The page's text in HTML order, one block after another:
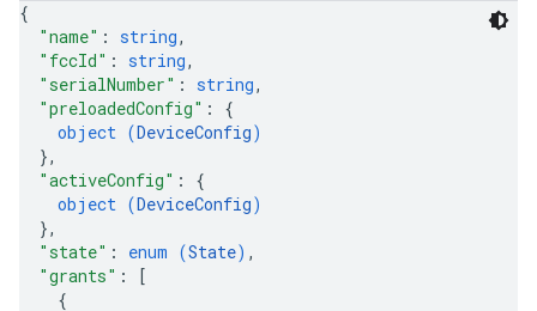
{
"name" : string,
"fccId" : string,
"serialNumber" : string,
"preloadedConfig" : {
object (DeviceConfig)
},
"activeConfig" : {
object (DeviceConfig)
},
"state" : enum (State) ,
"grants" :
[
{